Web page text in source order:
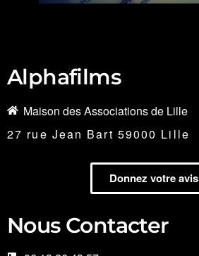
Alphafilms
Maison des Associations de Lille
27 rue Jean Bart 59000 Lille
Donnez votre avis
Nous Contacter